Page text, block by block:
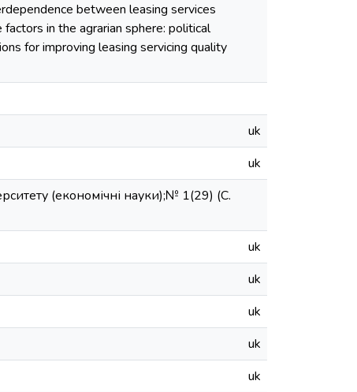
between leasing services
in the agrarian sphere: political
for improving leasing servicing quality
uk
uk
(економічні науки);№ 1(29) (С.
uk
uk
uk
uk
uk